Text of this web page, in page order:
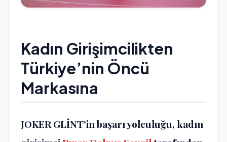
Kadın Girişimcilikten
Türkiye’nin Öncü
Markasına
JOKER GLİNT’in başarı yolculuğu, kadın